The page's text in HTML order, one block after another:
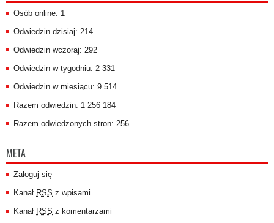
Osób online: 1
Odwiedzin dzisiaj: 214
Odwiedzin wczoraj: 292
Odwiedzin w tygodniu: 2 331
Odwiedzin w miesiącu: 9 514
Razem odwiedzin: 1 256 184
Razem odwiedzonych stron: 256
META
Zaloguj się
Kanał RSS z wpisami
Kanał RSS z komentarzami